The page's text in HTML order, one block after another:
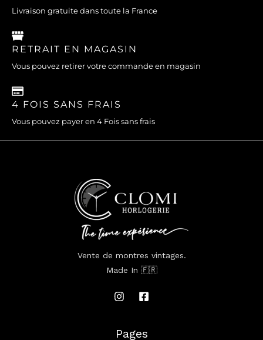
Livraison gratuite dans toute la France
RETRAIT EN MAGASIN
Vous pouvez retirer votre commande en magasin
4 FOIS SANS FRAIS
Vous pouvez payer en 4 Fois sans frais
Vente de montres vintages.
Made In 🇫🇷
Pages